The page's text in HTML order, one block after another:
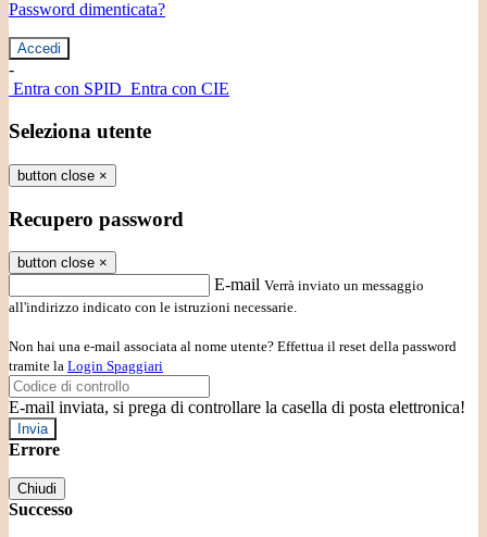
Password dimenticata?
-
Entra con SPID Entra con CIE
Seleziona utente
button close ×
Recupero password
button close ×
E-mail Verrà inviato un messaggio
all'indirizzo indicato con le istruzioni necessarie.
Non hai una e-mail associata al nome utente? Effettua il reset della password
tramite la Login Spaggiari
E-mail inviata, si prega di controllare la casella di posta elettronica!
Errore
Chiudi
Successo